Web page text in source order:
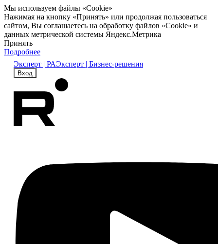
Мы используем файлы «Cookie»
Нажимая на кнопку «Принять» или продолжая пользоваться
сайтом, Вы соглашаетесь на обработку файлов «Cookie» и
данных метрической системы Яндекс.Метрика
Принять
Подробнее
Эксперт | РАЭксперт | Бизнес-решения
Вход